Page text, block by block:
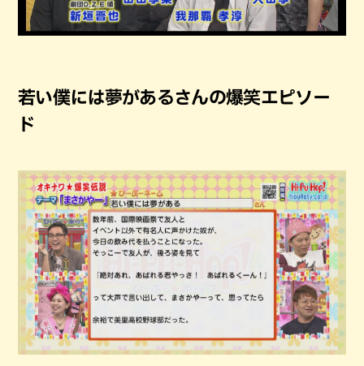
若い僕には夢があるさんの爆笑エピソー
ド